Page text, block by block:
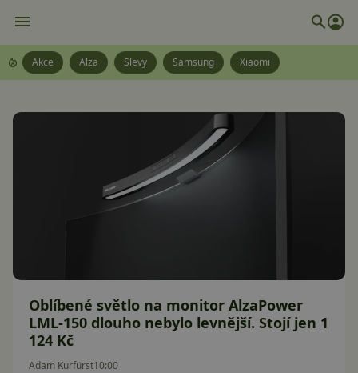
Akce Alza Slevy Samsung Xiaomi
Oblíbené světlo na monitor AlzaPower
LML-150 dlouho nebylo levnější. Stojí jen 1
124 Kč
Adam Kurfürst10:00